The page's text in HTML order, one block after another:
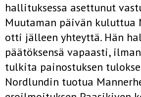
hallituksessa asettunut
Muutaman päivän kuluttua
otti jälleen yhteyttä. Hän
päätöksensä vapaasti,
tulkita painostuksen
Nordlundin tuotua